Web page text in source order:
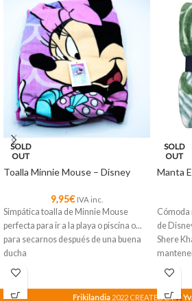
SOLD
OUT
Toalla Minnie Mouse – Disney
9,95€ IVA inc.
Simpática toalla de Minnie Mouse
perfecta para ir a la playa o piscina o...
para secarnos después de una buena
ducha
SOLD
OUT
Manta
Cómoda
de
Shere
Frikilandia 2022 CREATED BYX